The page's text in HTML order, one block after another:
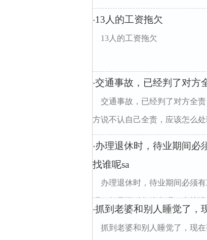
·13人的工资拖欠
13人的工资拖欠
·交通事故，已经判了对方
交通事故，已经判了对方全
方说不认自己全责，应该怎么处
·办理退休时，待业期间必
找谁呢sa
办理退休时，待业期间必须
吗？如果不对怎么办呢？去找
·抓到老婆和别人睡觉了，
抓到老婆和别人睡觉了，现